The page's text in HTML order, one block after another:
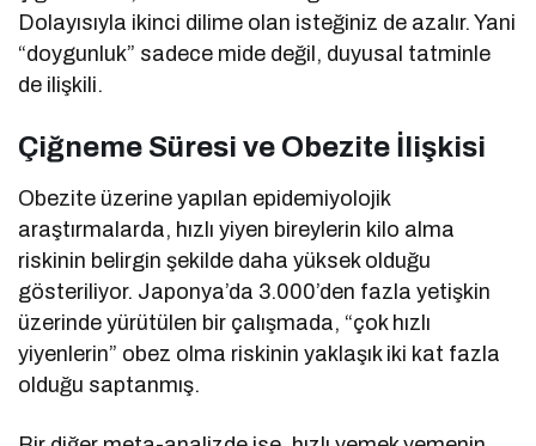
Dolayısıyla ikinci dilime olan isteğiniz de azalır. Yani
“doygunluk” sadece mide değil, duyusal tatminle
de ilişkili.
Çiğneme Süresi ve Obezite İlişkisi
Obezite üzerine yapılan epidemiyolojik
araştırmalarda, hızlı yiyen bireylerin kilo alma
riskinin belirgin şekilde daha yüksek olduğu
gösteriliyor. Japonya’da 3.000’den fazla yetişkin
üzerinde yürütülen bir çalışmada, “çok hızlı
yiyenlerin” obez olma riskinin yaklaşık iki kat fazla
olduğu saptanmış.